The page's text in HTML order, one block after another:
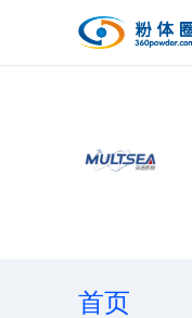
首页